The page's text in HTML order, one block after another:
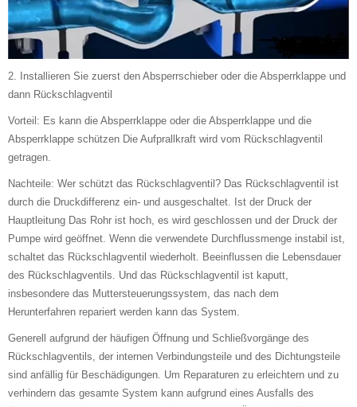
2. Installieren Sie zuerst den Absperrschieber oder die Absperrklappe und
dann Rückschlagventil
Vorteil: Es kann die Absperrklappe oder die Absperrklappe und die
Absperrklappe schützen Die Aufprallkraft wird vom Rückschlagventil
getragen.
Nachteile: Wer schützt das Rückschlagventil? Das Rückschlagventil ist
durch die Druckdifferenz ein- und ausgeschaltet. Ist der Druck der
Hauptleitung Das Rohr ist hoch, es wird geschlossen und der Druck der
Pumpe wird geöffnet. Wenn die verwendete Durchflussmenge instabil ist,
schaltet das Rückschlagventil wiederholt. Beeinflussen die Lebensdauer
des Rückschlagventils. Und das Rückschlagventil ist kaputt,
insbesondere das Muttersteuerungssystem, das nach dem
Herunterfahren repariert werden kann das System.
Generell aufgrund der häufigen Öffnung und Schließvorgänge des
Rückschlagventils, der internen Verbindungsteile und des Dichtungsteile
sind anfällig für Beschädigungen. Um Reparaturen zu erleichtern und zu
verhindern das gesamte System kann aufgrund eines Ausfalls des